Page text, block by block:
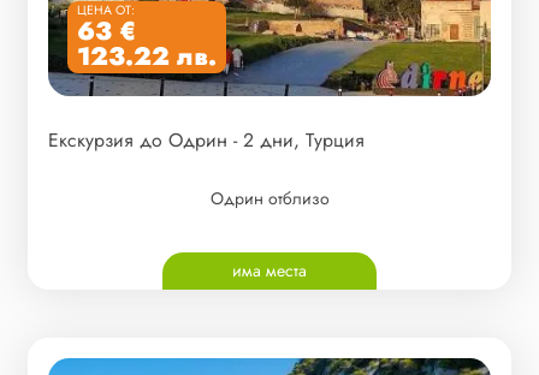
ЦЕНА ОТ:
63 €
123.22 лв.
Екскурзия до Одрин - 2 дни, Турция
Одрин отблизо
има места